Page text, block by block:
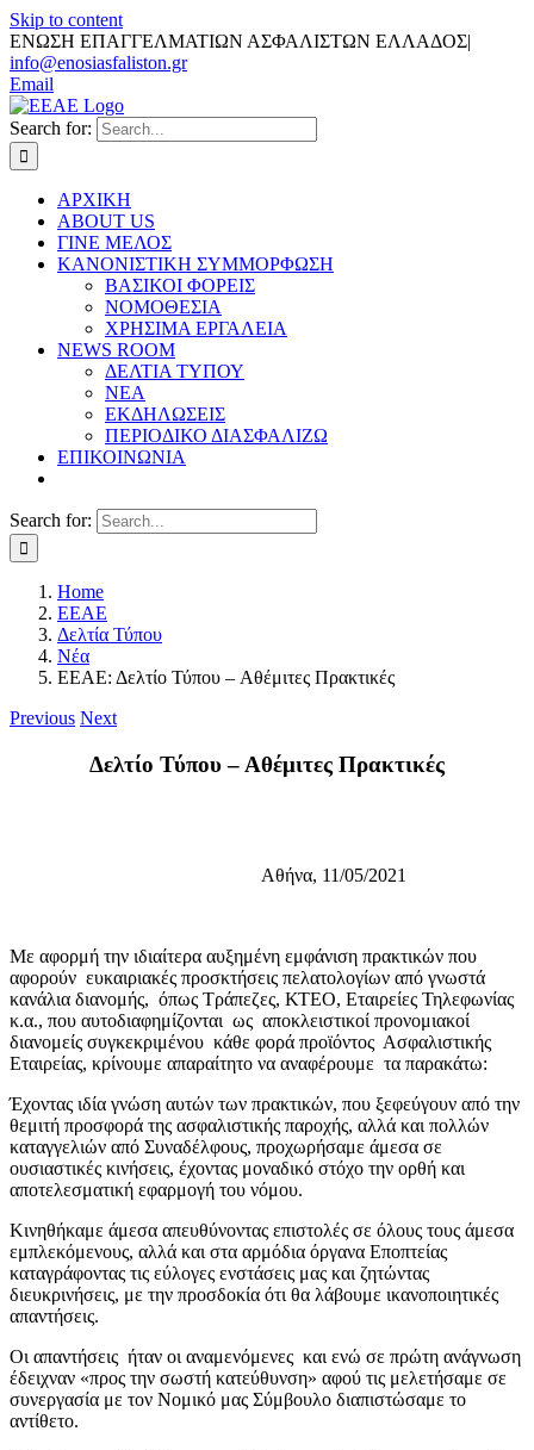
Skip to content
ΕΝΩΣΗ ΕΠΑΓΓΕΛΜΑΤΙΩΝ ΑΣΦΑΛΙΣΤΩΝ ΕΛΛΑΔΟΣ|
info@enosiasfaliston.gr
Email
Search for:
ΑΡΧΙΚΗ
ABOUT US
ΓΙΝΕ ΜΕΛΟΣ
ΚΑΝΟΝΙΣΤΙΚΗ ΣΥΜΜΟΡΦΩΣΗ
ΒΑΣΙΚΟΙ ΦΟΡΕΙΣ
ΝΟΜΟΘΕΣΙΑ
ΧΡΗΣΙΜΑ ΕΡΓΑΛΕΙΑ
NEWS ROOM
ΔΕΛΤΙΑ ΤΥΠΟΥ
ΝΕΑ
ΕΚΔΗΛΩΣΕΙΣ
ΠΕΡΙΟΔΙΚΟ ΔΙΑΣΦΑΛΙΖΩ
ΕΠΙΚΟΙΝΩΝΙΑ
Search for:
Home
ΕΕΑΕ
Δελτία Τύπου
Νέα
ΕΕΑΕ: Δελτίο Τύπου – Αθέμιτες Πρακτικές
Previous Next
Δελτίο Τύπου – Αθέμιτες Πρακτικές
Αθήνα, 11/05/2021
Με αφορμή την ιδιαίτερα αυξημένη εμφάνιση πρακτικών που
αφορούν ευκαιριακές προσκτήσεις πελατολογίων από γνωστά
κανάλια διανομής, όπως Τράπεζες, ΚΤΕΟ, Εταιρείες Τηλεφωνίας
κ.α., που αυτοδιαφημίζονται ως αποκλειστικοί προνομιακοί
διανομείς συγκεκριμένου κάθε φορά προϊόντος Ασφαλιστικής
Εταιρείας, κρίνουμε απαραίτητο να αναφέρουμε τα παρακάτω:
Έχοντας ιδία γνώση αυτών των πρακτικών, που ξεφεύγουν από την
θεμιτή προσφορά της ασφαλιστικής παροχής, αλλά και πολλών
καταγγελιών από Συναδέλφους, προχωρήσαμε άμεσα σε
ουσιαστικές κινήσεις, έχοντας μοναδικό στόχο την ορθή και
αποτελεσματική εφαρμογή του νόμου.
Κινηθήκαμε άμεσα απευθύνοντας επιστολές σε όλους τους άμεσα
εμπλεκόμενους, αλλά και στα αρμόδια όργανα Εποπτείας
καταγράφοντας τις εύλογες ενστάσεις μας και ζητώντας
διευκρινήσεις, με την προσδοκία ότι θα λάβουμε ικανοποιητικές
απαντήσεις.
Οι απαντήσεις ήταν οι αναμενόμενες και ενώ σε πρώτη ανάγνωση
έδειχναν «προς την σωστή κατεύθυνση» αφού τις μελετήσαμε σε
συνεργασία με τον Νομικό μας Σύμβουλο διαπιστώσαμε το
αντίθετο.